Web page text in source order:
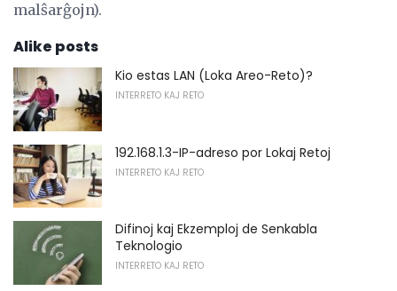
malŝarĝojn).
Alike posts
Kio estas LAN (Loka Areo-Reto)?
INTERRETO KAJ RETO
192.168.1.3-IP-adreso por Lokaj Retoj
INTERRETO KAJ RETO
Difinoj kaj Ekzemploj de Senkabla
Teknologio
INTERRETO KAJ RETO